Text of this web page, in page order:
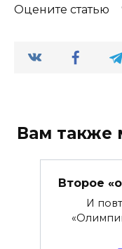
Оцените статью
Вам также
Второе
И